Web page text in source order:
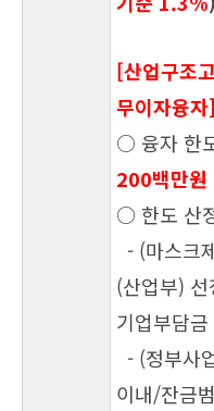
[산업구조
무이자융
○ 융자 한
200백만원
○ 한도 산
- (마스크
(산업부)
기업부담
- (정부사
이내/잔금